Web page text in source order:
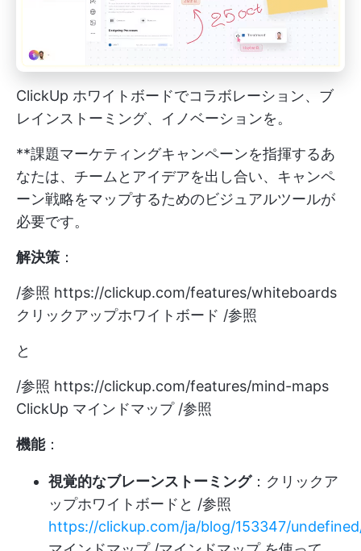
ClickUp ホワイトボードでコラボレーション、ブ
レインストーミング、イノベーションを。
**課題マーケティングキャンペーンを指揮するあ
なたは、チームとアイデアを出し合い、キャンペ
ーン戦略をマップするためのビジュアルツールが
必要です。
解決策 ：
/参照 https://clickup.com/features/whiteboards
クリックアップホワイトボード /参照
と
/参照 https://clickup.com/features/mind-maps
ClickUp マインドマップ /参照
機能：
視覚的なブレーンストーミング：クリックア
ップホワイトボードと /参照
https://clickup.com/ja/blog/153347/